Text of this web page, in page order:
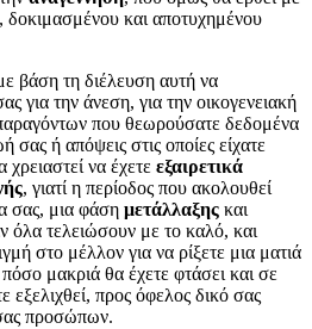
δοκιμασμένου και αποτυχημένου
βάση τη διέλευση αυτή να
για την άνεση, για την οικογενειακή
που θεωρούσατε δεδομένα
σας ή απόψεις στις οποίες είχατε
να έχετε εξαιρετικά
, γιατί η περίοδος που ακολουθεί
σας, μια φάση μετάλλαξης και
όλα τελειώσουν με το καλό, και
στο μέλλον για να ρίξετε μια ματιά
μακριά θα έχετε φτάσει και σε
προς όφελος δικό σας
προσώπων.